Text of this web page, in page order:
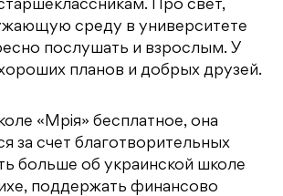
Про свет,
среду в университете
послушать и взрослым. У
планов и добрых друзей.
«Мрія» бесплатное, она
за счет благотворительных
больше об украинской школе
поддержать финансово